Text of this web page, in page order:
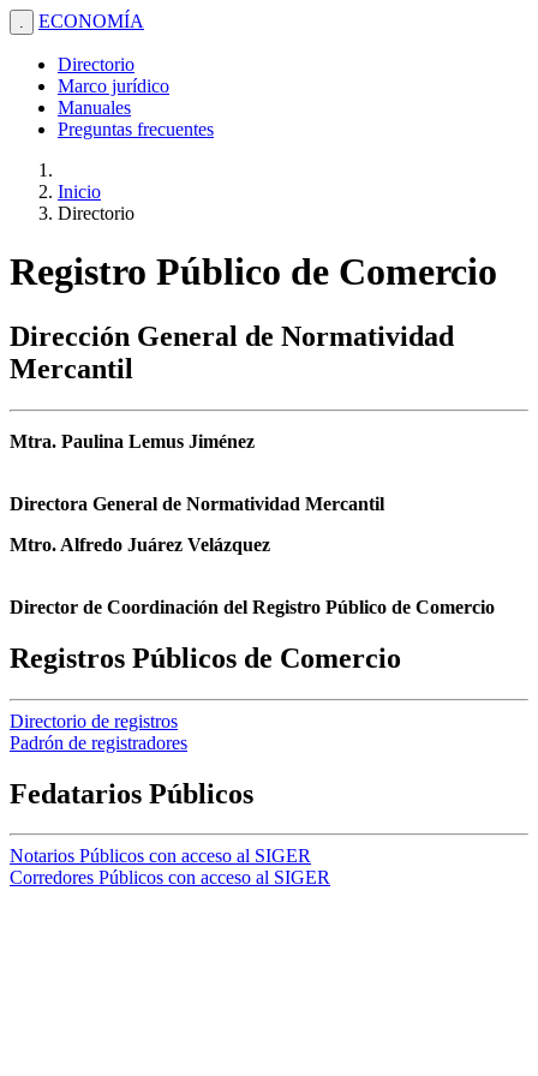
. ECONOMÍA
Directorio
Marco jurídico
Manuales
Preguntas frecuentes
Inicio
Directorio
Registro Público de Comercio
Dirección General de Normatividad
Mercantil
Mtra. Paulina Lemus Jiménez
Directora General de Normatividad Mercantil
Mtro. Alfredo Juárez Velázquez
Director de Coordinación del Registro Público de Comercio
Registros Públicos de Comercio
Directorio de registros
Padrón de registradores
Fedatarios Públicos
Notarios Públicos con acceso al SIGER
Corredores Públicos con acceso al SIGER